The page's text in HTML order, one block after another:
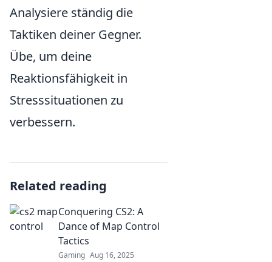
Analysiere ständig die
Taktiken deiner Gegner.
Übe, um deine
Reaktionsfähigkeit in
Stresssituationen zu
verbessern.
Related reading
Conquering CS2: A
Dance of Map Control
Tactics
Gaming Aug 16, 2025